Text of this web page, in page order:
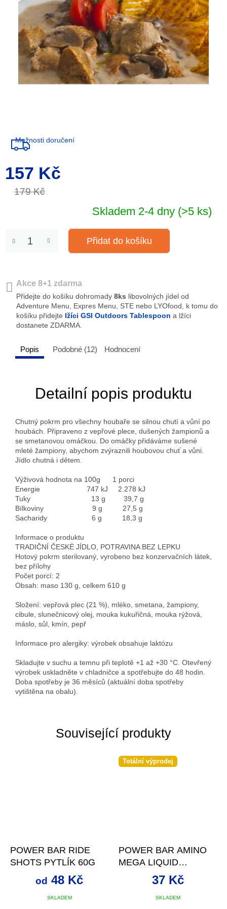
179 Kč
157 Kč
Měrná
cena:
Skladem 2-4 dny (>5 ks)
Možnosti doručení
Přidat do košíku
Akce 8+1 zdarma
Přidejte do košíku dohromady 8ks libovolných jídel od
Adventure Menu, Expres Menu, STE nebo LYOfood, k tomu do
košíku přidejte lžíci GSI Outdoors Tablespoon a lžíci
dostanete ZDARMA.
Související produkty
POWER BAR RIDE
SHOTS PYTLÍK 60G
SKLADEM
od 48 Kč
Totální výprodej
POWER BAR AMINO
MEGA LIQUID
AMPULE 25 ML
SKLADEM
37 Kč
Popis Podobné (12) Hodnocení
Detailní popis produktu
Chutný pokrm pro všechny houbaře se silnou chutí a vůní po
houbách. Připraveno z vepřové plece, dušených žampionů a
se smetanovou omáčkou. Do omáčky přidáváme sušené
mleté žampiony, abychom zvýraznili houbovou chuť a vůni.
Jídlo chutná i dětem.
Výživová hodnota na 100g 1 porci
Energie 747 kJ 2.278 kJ
Tuky 13 g 39,7 g
Bílkoviny 9 g 27,5 g
Sacharidy 6 g 18,3 g
Informace o produktu
TRADIČNÍ ČESKÉ JÍDLO, POTRAVINA BEZ LEPKU
Hotový pokrm sterilovaný, vyrobeno bez konzervačních látek,
bez přílohy
Počet porcí: 2
Obsah: maso 130 g, celkem 610 g
Složení: vepřová plec (21 %), mléko, smetana, žampiony,
cibule, slunečnicový olej, mouka kukuřičná, mouka rýžová,
máslo, sůl, kmín, pepř
Informace pro alergiky: výrobek obsahuje laktózu
Skladujte v suchu a temnu při teplotě +1 až +30 °C. Otevřený
výrobek uskladněte v chladničce a spotřebujte do 48 hodin.
Doba spotřeby je 36 měsíců (aktuální doba spotřeby
vytištěna na obalu).